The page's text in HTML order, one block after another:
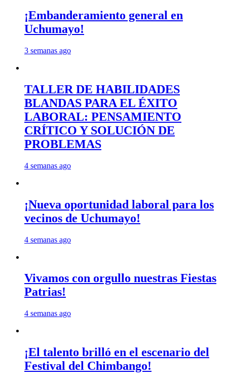
¡Embanderamiento general en
Uchumayo!
3 semanas ago
TALLER DE HABILIDADES
BLANDAS PARA EL ÉXITO
LABORAL: PENSAMIENTO
CRÍTICO Y SOLUCIÓN DE
PROBLEMAS
4 semanas ago
¡Nueva oportunidad laboral para los
vecinos de Uchumayo!
4 semanas ago
Vivamos con orgullo nuestras Fiestas
Patrias!
4 semanas ago
¡El talento brilló en el escenario del
Festival del Chimbango!